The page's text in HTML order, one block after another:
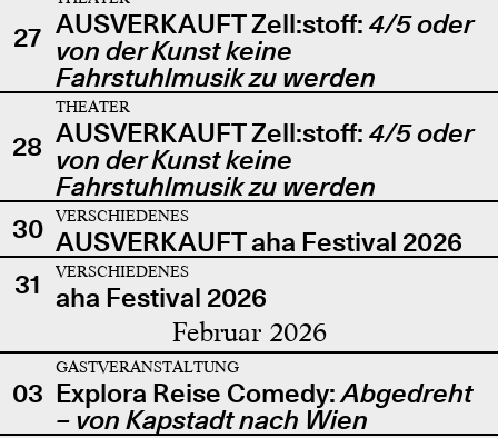
27 AUSVERKAUFT Zell:stoff: 4/5 oder
von der Kunst keine
Fahrstuhlmusik zu werden
28
THEATER
AUSVERKAUFT Zell:stoff: 4/5 oder
von der Kunst keine
Fahrstuhlmusik zu werden
30
VERSCHIEDENES
AUSVERKAUFT aha Festival 2026
31
VERSCHIEDENES
aha Festival 2026
Februar 2026
03
GASTVERANSTALTUNG
Explora Reise Comedy:Abgedreht
– von Kapstadt nach Wien